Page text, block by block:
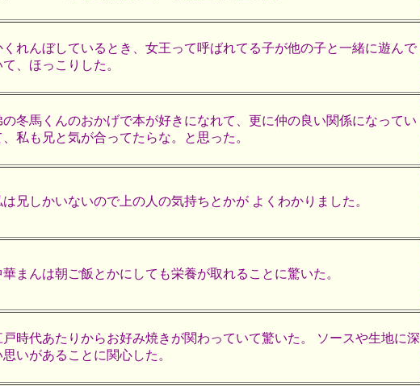
くれんぼしているとき、女王って呼ばれてる子が他の子と一緒に遊んで
て、ほっこりした。
の冬馬くんのおかげで本が好きになれて、更に仲の良い関係になってい
、私も兄と気が合ってたらな。と思った。
は兄しかいないので上の人の気持ちとかが よくわかりました。
華まんは朝ご飯とかにしても栄養が取れることに驚いた。
戸時代あたりからお好み焼きが関わっていて驚いた。 ソースや生地に深
思いがあることに関心した。